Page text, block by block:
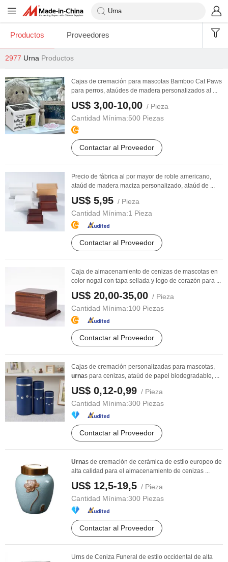
Productos Proveedores
2977 Urna Productos
Cajas de cremación para mascotas Bamboo Cat Paws
para perros, ataúdes de madera personalizados al ...
US$ 3,00-10,00 / Pieza
Cantidad Mínima:500 Piezas
Contactar al Proveedor
Precio de fábrica al por mayor de roble americano,
ataúd de madera maciza personalizado, ataúd de ...
US$ 5,95 / Pieza
Cantidad Mínima:1 Pieza
Contactar al Proveedor
Caja de almacenamiento de cenizas de mascotas en
color nogal con tapa sellada y logo de corazón para ...
US$ 20,00-35,00 / Pieza
Cantidad Mínima:100 Piezas
Contactar al Proveedor
Cajas de cremación personalizadas para mascotas,
urnas para cenizas, ataúd de papel biodegradable, ...
US$ 0,12-0,99 / Pieza
Cantidad Mínima:300 Piezas
Contactar al Proveedor
Urnas de cremación de cerámica de estilo europeo de
alta calidad para el almacenamiento de cenizas ...
US$ 12,5-19,5 / Pieza
Cantidad Mínima:300 Piezas
Contactar al Proveedor
Urns de Ceniza Funeral de estilo occidental de alta